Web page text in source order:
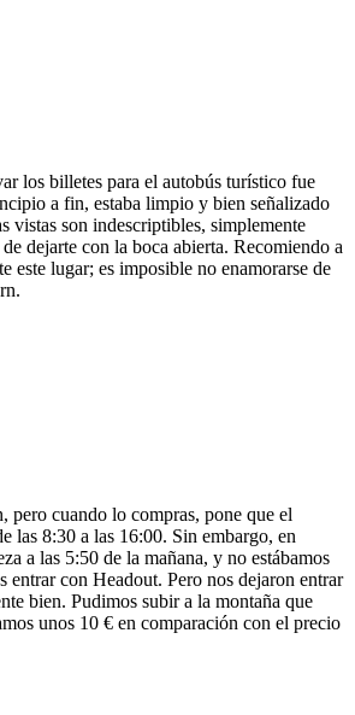
los billetes para el autobús turístico fue
a fin, estaba limpio y bien señalizado
vistas son indescriptibles, simplemente
dejarte con la boca abierta. Recomiendo a
este lugar; es imposible no enamorarse de
pero cuando lo compras, pone que el
las 8:30 a las 16:00. Sin embargo, en
a las 5:50 de la mañana, y no estábamos
entrar con Headout. Pero nos dejaron entrar
bien. Pudimos subir a la montaña que
unos 10 € en comparación con el precio